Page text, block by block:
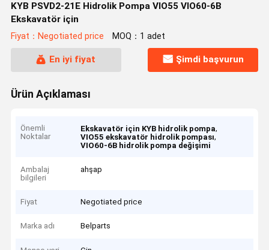
KYB PSVD2-21E Hidrolik Pompa VIO55 VIO60-6B
Ekskavatör için
Fiyat：Negotiated price MOQ：1 adet
En iyi fiyat Şimdi başvurun
Ürün Açıklaması
Önemli
Noktalar
Ekskavatör için KYB hidrolik pompa,
VIO55 ekskavatör hidrolik pompası,
VIO60-6B hidrolik pompa değişimi
Ambalaj
bilgileri
ahşap
Fiyat Negotiated price
Marka adı Belparts